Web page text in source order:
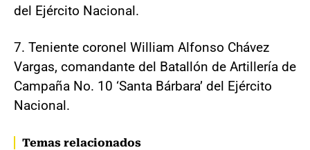
del Ejército Nacional.
7. Teniente coronel William Alfonso Chávez
Vargas, comandante del Batallón de Artillería de
Campaña No. 10 ‘Santa Bárbara’ del Ejército
Nacional.
Temas relacionados